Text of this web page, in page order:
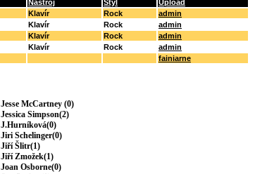
Nástroj Styl
Upload
Klavír Rock
admin
Klavír Rock
admin
Klavír Rock
admin
Klavír Rock
admin
fainiarne
Jesse McCartney (0)
Jessica Simpson(2)
J.Hurníková(0)
Jiri Schelinger(0)
Jiří Šlitr(1)
Jiří Zmožek(1)
Joan Osborne(0)